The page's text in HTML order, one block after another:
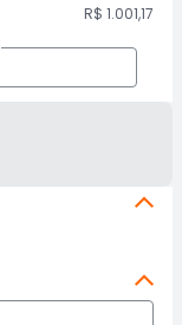
R$ 1.001,17